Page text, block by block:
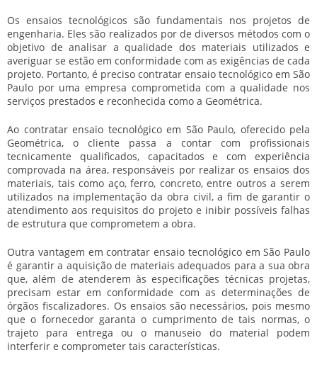
Os ensaios tecnológicos são fundamentais nos projetos de
engenharia. Eles são realizados por de diversos métodos com o
objetivo de analisar a qualidade dos materiais utilizados e
averiguar se estão em conformidade com as exigências de cada
projeto. Portanto, é preciso contratar ensaio tecnológico em São
Paulo por uma empresa comprometida com a qualidade nos
serviços prestados e reconhecida como a Geométrica.
Ao contratar ensaio tecnológico em São Paulo, oferecido pela
Geométrica, o cliente passa a contar com profissionais
tecnicamente qualificados, capacitados e com experiência
comprovada na área, responsáveis por realizar os ensaios dos
materiais, tais como aço, ferro, concreto, entre outros a serem
utilizados na implementação da obra civil, a fim de garantir o
atendimento aos requisitos do projeto e inibir possíveis falhas
de estrutura que comprometem a obra.
Outra vantagem emcontratar ensaio tecnológico em São Paulo
é garantir a aquisição de materiais adequados para a sua obra
que, além de atenderem às especificações técnicas projetas,
precisam estar em conformidade com as determinações de
órgãos fiscalizadores. Os ensaios são necessários, pois mesmo
que o fornecedor garanta o cumprimento de tais normas, o
trajeto para entrega ou o manuseio do material podem
interferir e comprometer tais características.